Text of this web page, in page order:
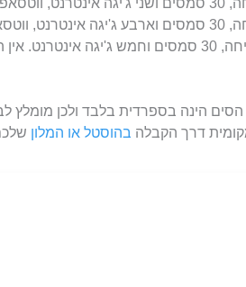
100 דקות שיחה, 30 סמסים וחמש ג'יגה
הינה בספרדית בלבד ולכן מומלץ
דרך הקבלה בהוסטל או המלון